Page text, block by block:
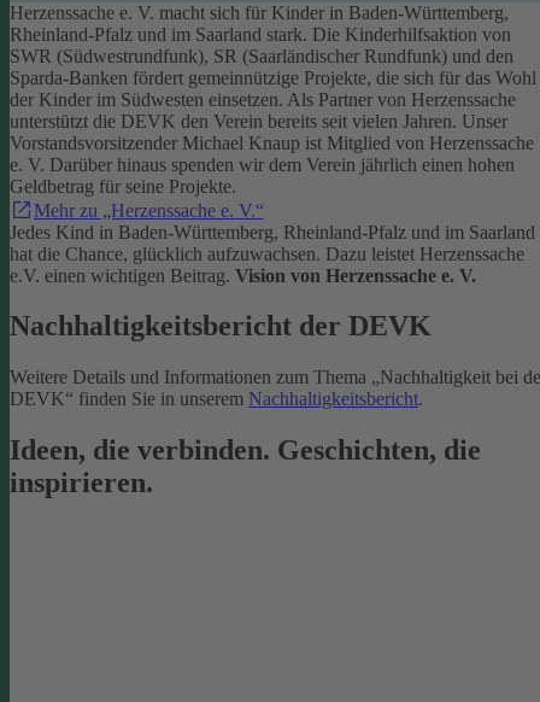
Herzenssache e. V. macht sich für Kinder in Baden-Württemberg,
Rheinland-Pfalz und im Saarland stark. Die Kinderhilfsaktion von
SWR (Südwestrundfunk), SR (Saarländischer Rundfunk) und den
Sparda-Banken fördert gemeinnützige Projekte, die sich für das Wohl
der Kinder im Südwesten einsetzen. Als Partner von Herzenssache
unterstützt die DEVK den Verein bereits seit vielen Jahren. Unser
Vorstandsvorsitzender Michael Knaup ist Mitglied von Herzenssache
e. V. Darüber hinaus spenden wir dem Verein jährlich einen hohen
Geldbetrag für seine Projekte.
Mehr zu „Herzenssache e. V.“
Jedes Kind in Baden-Württemberg, Rheinland-Pfalz und im Saarland
hat die Chance, glücklich aufzuwachsen. Dazu leistet Herzenssache
e.V. einen wichtigen Beitrag. Vision von Herzenssache e. V.
Nachhaltigkeitsbericht der DEVK
Weitere Details und Informationen zum Thema „Nachhaltigkeit bei
DEVK“ finden Sie in unserem Nachhaltigkeitsbericht.
Ideen, die verbinden. Geschichten, die
inspirieren.